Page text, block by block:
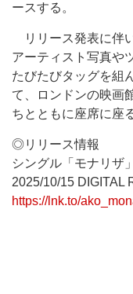
ースする。
リリース発表に伴
アーティスト写真や
たびたびタッグを組
て、ロンドンの映画
ちとともに座席に座
◎リリース情報
シングル「モナリザ」
2025/10/15 DIGITAL
https://lnk.to/